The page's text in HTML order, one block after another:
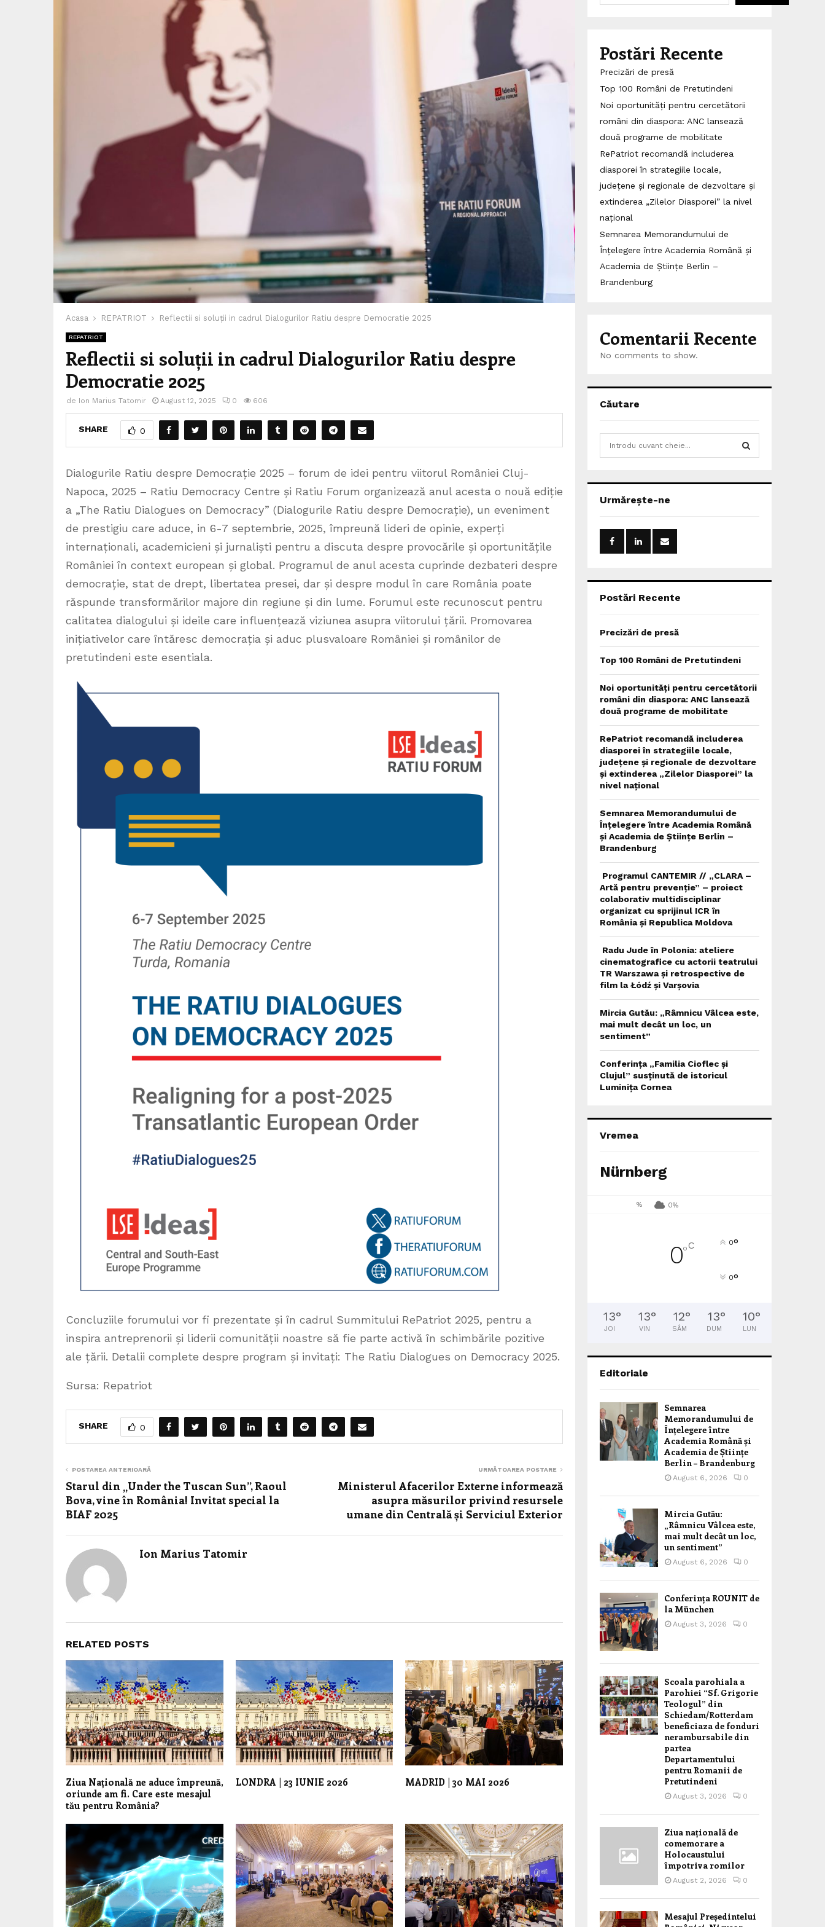
Acasa REPATRIOT Reflectii si soluții in cadrul Dialogurilor Ratiu despre Democratie 2025
REPATRIOT
Reflectii si soluții in cadrul Dialogurilor Ratiu despre
Democratie 2025
de Ion Marius Tatomir August 12, 2025 0 606
SHARE 0
Dialogurile Ratiu despre Democrație 2025 – forum de idei pentru viitorul României Cluj-
Napoca, 2025 – Ratiu Democracy Centre și Ratiu Forum organizează anul acesta o nouă ediție
a „The Ratiu Dialogues on Democracy” (Dialogurile Ratiu despre Democrație), un eveniment
de prestigiu care aduce, in 6-7 septembrie, 2025, împreună lideri de opinie, experți
internaționali, academicieni și jurnaliști pentru a discuta despre provocările și oportunitățile
României în context european și global. Programul de anul acesta cuprinde dezbateri despre
democrație, stat de drept, libertatea presei, dar și despre modul în care România poate
răspunde transformărilor majore din regiune și din lume. Forumul este recunoscut pentru
calitatea dialogului și ideile care influențează viziunea asupra viitorului țării. Promovarea
inițiativelor care întăresc democrația și aduc plusvaloare României și românilor de
pretutindeni este esentiala.
Concluziile forumului vor fi prezentate și în cadrul Summitului RePatriot 2025, pentru a
inspira antreprenorii și liderii comunității noastre să fie parte activă în schimbările pozitive
ale țării. Detalii complete despre program și invitați: The Ratiu Dialogues on Democracy 2025.
Sursa: Repatriot
SHARE 0
POSTAREA ANTERIOARĂ
Starul din „Under the Tuscan Sun”, Raoul
Bova, vine în România! Invitat special la
BIAF 2025
URMĂTOAREA POSTARE
Ministerul Afacerilor Externe informează
asupra măsurilor privind resursele
umane din Centrală și Serviciul Exterior
Ion Marius Tatomir
RELATED POSTS
Ziua Națională ne aduce împreună,
oriunde am fi. Care este mesajul
tău pentru România?
LONDRA | 23 IUNIE 2026 MADRID | 30 MAI 2026
Postări Recente
Precizări de presă
Top 100 Români de Pretutindeni
Noi oportunități pentru cercetătorii
români din diaspora: ANC lansează
două programe de mobilitate
RePatriot recomandă includerea
diasporei în strategiile locale,
județene și regionale de dezvoltare și
extinderea „Zilelor Diasporei” la nivel
național
Semnarea Memorandumului de
Înțelegere între Academia Română și
Academia de Științe Berlin –
Brandenburg
Comentarii Recente
No comments to show.
Căutare
h
o
:
Urmărește-ne
Postări Recente
Precizări de presă
Top 100 Români de Pretutindeni
Noi oportunități pentru cercetătorii
români din diaspora: ANC lansează
două programe de mobilitate
RePatriot recomandă includerea
diasporei în strategiile locale,
județene și regionale de dezvoltare
și extinderea „Zilelor Diasporei” la
nivel național
Semnarea Memorandumului de
Înțelegere între Academia Română
și Academia de Științe Berlin –
Brandenburg
Programul CANTEMIR // „CLARA –
Artă pentru prevenție” – proiect
colaborativ multidisciplinar
organizat cu sprijinul ICR în
România și Republica Moldova
Radu Jude în Polonia: ateliere
cinematografice cu actorii teatrului
TR Warszawa și retrospective de
film la Łódź și Varșovia
Mircia Gutău: „Râmnicu Vâlcea este,
mai mult decât un loc, un
sentiment”
Conferința „Familia Cioflec și
Clujul” susținută de istoricul
Luminița Cornea
Vremea
Nürnberg
% 0%
0°C 0°
0°
13°
JOI
13°
VIN
12°
SÂM
13°
DUM
10°
LUN
Editoriale
Semnarea
Memorandumului de
Înțelegere între
Academia Română și
Academia de Științe
Berlin – Brandenburg
August 6, 2026 0
Mircia Gutău:
„Râmnicu Vâlcea este,
mai mult decât un loc,
un sentiment”
August 6, 2026 0
Conferința ROUNIT de
la München
August 3, 2026 0
Scoala parohiala a
Parohiei “Sf. Grigorie
Teologul” din
Schiedam/Rotterdam
beneficiaza de fonduri
nerambursabile din
partea
Departamentului
pentru Romanii de
Pretutindeni
August 3, 2026 0
Ziua națională de
comemorare a
Holocaustului
împotriva romilor
August 2, 2026 0
Mesajul Președintelui